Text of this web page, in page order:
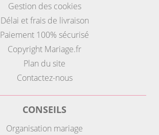
Gestion des cookies
Délai et frais de livraison
Paiement 100% sécurisé
Copyright Mariage.fr
Plan du site
Contactez-nous
CONSEILS
Organisation mariage